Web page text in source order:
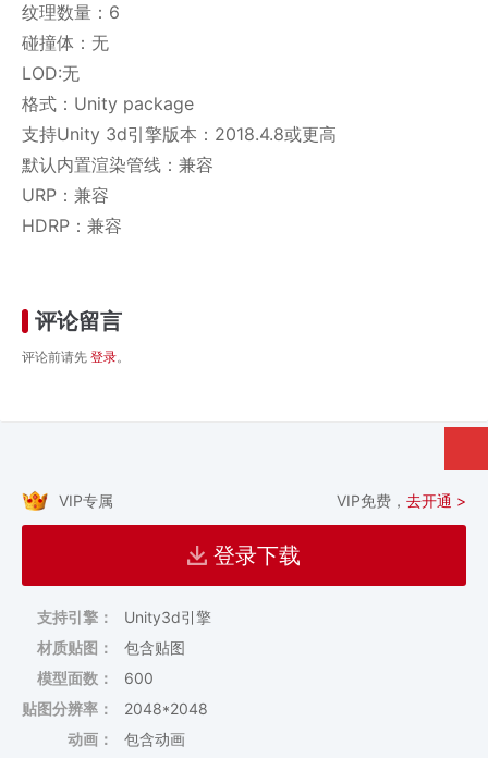
纹理数量：6
碰撞体：无
LOD:无
格式：Unity package
支持Unity 3d引擎版本：2018.4.8或更高
默认内置渲染管线：兼容
URP：兼容
HDRP：兼容
评论留言
评论前请先 登录。
VIP专属 VIP免费， 去开通 >
登录下载
支持引擎：
Unity3d引擎
材质贴图：
包含贴图
模型面数：
600
贴图分辨率：
2048*2048
动画：
包含动画